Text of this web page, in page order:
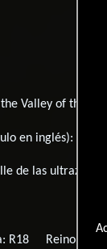
Valley of the
en inglés):
de las ultrazorras
R18 Reino